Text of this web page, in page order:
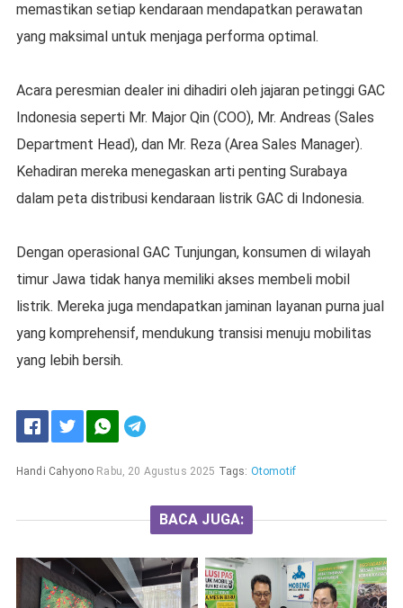
memastikan setiap kendaraan mendapatkan perawatan
yang maksimal untuk menjaga performa optimal.
Acara peresmian dealer ini dihadiri oleh jajaran petinggi GAC
Indonesia seperti Mr. Major Qin (COO), Mr. Andreas (Sales
Department Head), dan Mr. Reza (Area Sales Manager).
Kehadiran mereka menegaskan arti penting Surabaya
dalam peta distribusi kendaraan listrik GAC di Indonesia.
Dengan operasional GAC Tunjungan, konsumen di wilayah
timur Jawa tidak hanya memiliki akses membeli mobil
listrik. Mereka juga mendapatkan jaminan layanan purna jual
yang komprehensif, mendukung transisi menuju mobilitas
yang lebih bersih.
Handi Cahyono Rabu, 20 Agustus 2025 Tags: Otomotif
BACA JUGA: